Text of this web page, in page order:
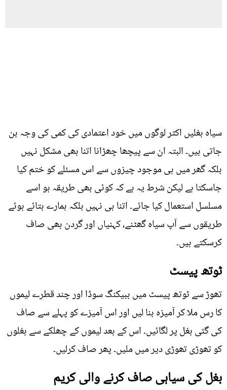
سیاہ بغلیں اکثر لوگوں میں خود اعتمادی کی کمی کی وجہ بن
جاتی ہیں۔ البتہ ان سے پیچھا چھڑانا اتنا بھی مشکل نہیں
بلکہ گھر میں ہی موجود چیزوں سے اس مسئلے کو ختم کیا
جاسکتا ہے لیکن شرط یہ ہے کہ کوئی بھی طریقہ ہو اسے
مسلسل استعمال کیا جائے۔ اتنا ہی نہیں بلکہ ہمارے بتائے ہوئے
طریقوں سے آپ سیاہ گھٹنے، کہنیاں اور گردن بھی صاف
کرسکتے ہیں۔
ٹوتھ پیسٹ
تھوڑ سے ٹوتھ پیسٹ میں ببیکنگ سوڈا اور چند قطرے لیموں
کا رس ملا کر آمیزہ بنا لیں اور اس آمیزے کو پہلے سے صاف
کی گئی بغل پر لگائیں۔ اس کے بعد لیموں کے چھلکے سے بغلوں
کو تھوڑی تھوڑی دیر میں ملیں۔ پھر صاف کرلیں۔
بغل کی سیاہی صاف کرنے والی کریم